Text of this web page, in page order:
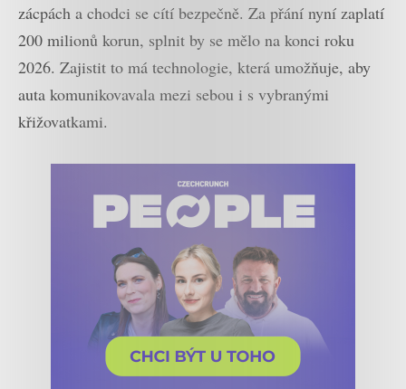
zácpách a chodci se cítí bezpečně. Za přání nyní zaplatí
200 milionů korun, splnit by se mělo na konci roku
2026. Zajistit to má technologie, která umožňuje, aby
auta komunikovavala mezi sebou i s vybranými
křižovatkami.